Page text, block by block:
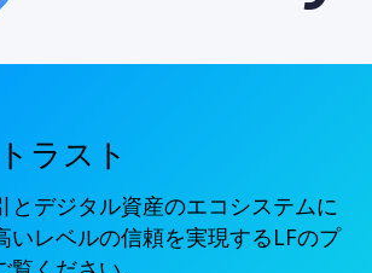
ラスト
とデジタル資産のエコシステムに
いレベルの信頼を実現するLFのプ